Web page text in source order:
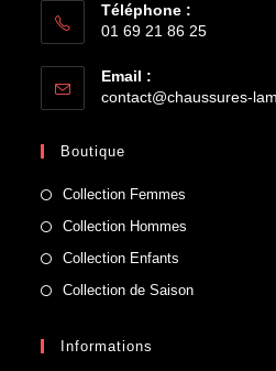
Téléphone :
01 69 21 86 25
Email :
contact@chaussures-
Boutique
Collection Femmes
Collection Hommes
Collection Enfants
Collection de Saison
Informations